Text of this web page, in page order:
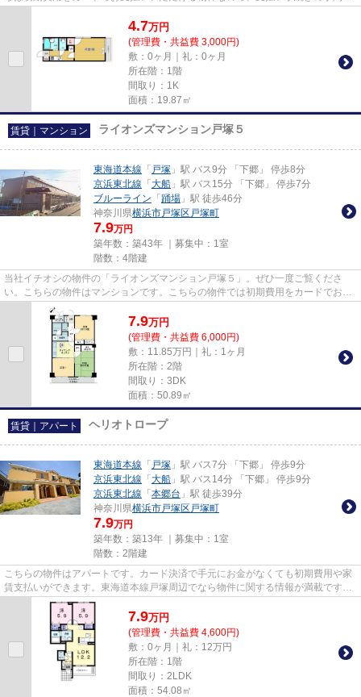
4.7万円
(管理費・共益費 3,000円)
敷：0ヶ月｜礼：0ヶ月
所在階：1階
間取り：1K
面積：19.87㎡
賃貸｜マンション ライオンズマンション戸塚５
東海道本線 「 戸塚 」駅 バス9分 「下郷」 停歩8分
京浜東北線 「 大船 」駅 バス15分 「下郷」 停歩7分
ブルーライン 「 踊場 」駅 徒歩46分
神奈川県横浜市戸塚区 戸塚町
7.9万円
築年数：築43年 ｜募集中： 1室
階数：4階建
当社イチオシの物件の「ライオンズマンション戸塚５」。ぜひ一度ご覧くださ
い。こちらの物件はマンションです。こちらの物件では初期費用をカードでお支
払いいただけます。東海道本線...
7.9万円
(管理費・共益費 6,000円)
敷：11.85万円｜礼：1ヶ月
所在階：2階
間取り：3DK
面積：50.89㎡
賃貸｜アパート ヘリオトロープ
東海道本線 「 戸塚 」駅 バス7分 「下郷」 停歩9分
京浜東北線 「 大船 」駅 バス14分 「下郷」 停歩9分
京浜東北線 「 本郷台 」駅 徒歩39分
神奈川県横浜市戸塚区 戸塚町
7.9万円
築年数：築13年 ｜募集中： 1室
階数：2階建
こちらの物件はアパートです。カード決済で手元にお金がなくても初期費用や家
賃支払いができます。東海道本線戸塚周辺でなら物件に関する情報が満載です。
045-438-9891からアパマンメ...
7.9万円
(管理費・共益費 4,600円)
敷：0ヶ月｜礼：12万円
所在階：1階
間取り：2LDK
面積：54.08㎡